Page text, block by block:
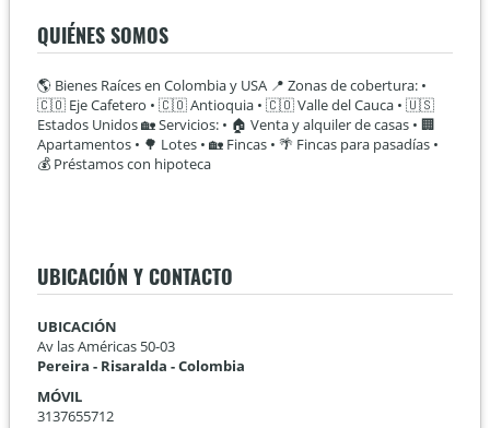
QUIÉNES SOMOS
🌎 Bienes Raíces en Colombia y USA 📍 Zonas de cobertura: •
🇨🇴 Eje Cafetero • 🇨🇴 Antioquia • 🇨🇴 Valle del Cauca • 🇺🇸
Estados Unidos 🏡 Servicios: • 🏠 Venta y alquiler de casas • 🏢
Apartamentos • 🌳 Lotes • 🏡 Fincas • 🌴 Fincas para pasadías •
💰 Préstamos con hipoteca
UBICACIÓN Y CONTACTO
UBICACIÓN
Av las Américas 50-03
Pereira - Risaralda - Colombia
MÓVIL
3137655712